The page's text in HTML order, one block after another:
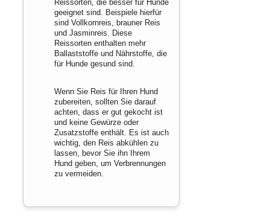
Reissorten, die besser für Hunde
geeignet sind. Beispiele hierfür
sind Vollkornreis, brauner Reis
und Jasminreis. Diese
Reissorten enthalten mehr
Ballaststoffe und Nährstoffe, die
für Hunde gesund sind.
Wenn Sie Reis für Ihren Hund
zubereiten, sollten Sie darauf
achten, dass er gut gekocht ist
und keine Gewürze oder
Zusatzstoffe enthält. Es ist auch
wichtig, den Reis abkühlen zu
lassen, bevor Sie ihn Ihrem
Hund geben, um Verbrennungen
zu vermeiden.